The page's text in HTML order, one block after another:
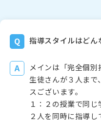
指導スタイルはどん
メインは「完全個別
生徒さんが３人まで
スございます。
１：２の授業で同じ
２人を同時に指導